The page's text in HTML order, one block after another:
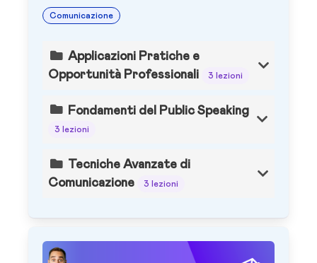
Comunicazione
Applicazioni Pratiche e
Opportunità Professionali
3 lezioni
Fondamenti del Public Speaking
3 lezioni
Tecniche Avanzate di
Comunicazione
3 lezioni